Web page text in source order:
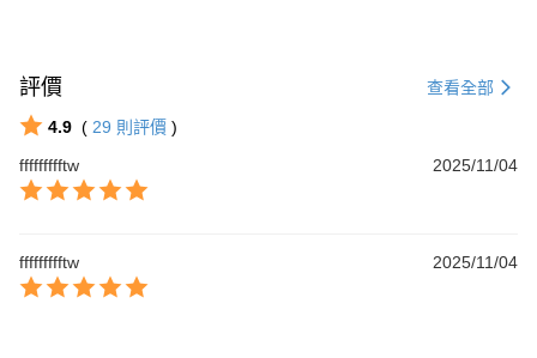
評價 查看全部
4.9 ( 29 則評價 )
ffffffffftw
2025/11/04
ffffffffftw 2025/11/04